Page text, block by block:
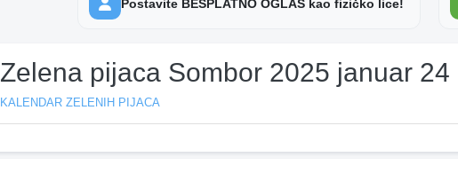
Postavite BESPLATNO OGLAS kao fizičko lice!
Zelena pijaca Sombor 2025 januar 24
KALENDAR ZELENIH PIJACA